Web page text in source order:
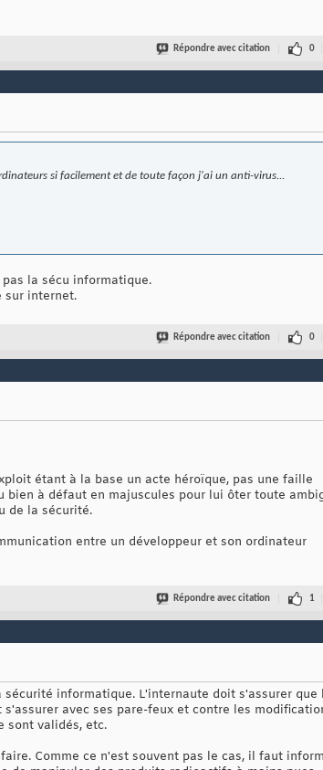
Répondre avec citation 0
si facilement et de toute façon j'ai un anti-virus...
la sécu informatique.
sur internet.
Répondre avec citation 0
étant à la base un acte héroïque, pas une faille
à défaut en majuscules pour lui ôter toute
de la sécurité.
entre un développeur et son ordinateur
Répondre avec citation 1
informatique. L'internaute doit s'assurer que
avec ses pare-feux et contre les
sont validés, etc.
Comme ce n'est souvent pas le cas, il faut